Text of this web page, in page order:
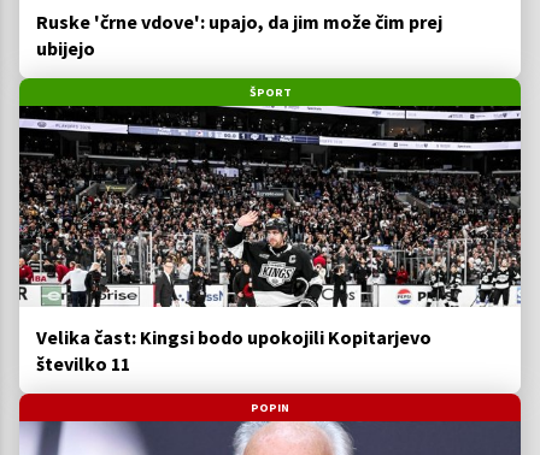
Ruske 'črne vdove': upajo, da jim može čim prej
ubijejo
ŠPORT
Velika čast: Kingsi bodo upokojili Kopitarjevo
številko 11
POPIN